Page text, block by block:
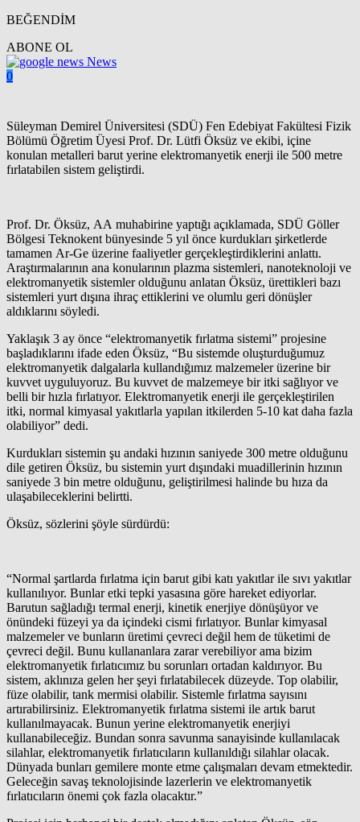
BEĞENDİM
ABONE OL
News
0
Süleyman Demirel Üniversitesi (SDÜ) Fen Edebiyat Fakültesi Fizik
Bölümü Öğretim Üyesi Prof. Dr. Lütfi Öksüz ve ekibi, içine
konulan metalleri barut yerine elektromanyetik enerji ile 500 metre
fırlatabilen sistem geliştirdi.
Prof. Dr. Öksüz, AA muhabirine yaptığı açıklamada, SDÜ Göller
Bölgesi Teknokent bünyesinde 5 yıl önce kurdukları şirketlerde
tamamen Ar-Ge üzerine faaliyetler gerçekleştirdiklerini anlattı.
Araştırmalarının ana konularının plazma sistemleri, nanoteknoloji ve
elektromanyetik sistemler olduğunu anlatan Öksüz, ürettikleri bazı
sistemleri yurt dışına ihraç ettiklerini ve olumlu geri dönüşler
aldıklarını söyledi.
Yaklaşık 3 ay önce “elektromanyetik fırlatma sistemi” projesine
başladıklarını ifade eden Öksüz, “Bu sistemde oluşturduğumuz
elektromanyetik dalgalarla kullandığımız malzemeler üzerine bir
kuvvet uyguluyoruz. Bu kuvvet de malzemeye bir itki sağlıyor ve
belli bir hızla fırlatıyor. Elektromanyetik enerji ile gerçekleştirilen
itki, normal kimyasal yakıtlarla yapılan itkilerden 5-10 kat daha fazla
olabiliyor” dedi.
Kurdukları sistemin şu andaki hızının saniyede 300 metre olduğunu
dile getiren Öksüz, bu sistemin yurt dışındaki muadillerinin hızının
saniyede 3 bin metre olduğunu, geliştirilmesi halinde bu hıza da
ulaşabileceklerini belirtti.
Öksüz, sözlerini şöyle sürdürdü:
“Normal şartlarda fırlatma için barut gibi katı yakıtlar ile sıvı yakıtlar
kullanılıyor. Bunlar etki tepki yasasına göre hareket ediyorlar.
Barutun sağladığı termal enerji, kinetik enerjiye dönüşüyor ve
önündeki füzeyi ya da içindeki cismi fırlatıyor. Bunlar kimyasal
malzemeler ve bunların üretimi çevreci değil hem de tüketimi de
çevreci değil. Bunu kullananlara zarar verebiliyor ama bizim
elektromanyetik fırlatıcımız bu sorunları ortadan kaldırıyor. Bu
sistem, aklınıza gelen her şeyi fırlatabilecek düzeyde. Top olabilir,
füze olabilir, tank mermisi olabilir. Sistemle fırlatma sayısını
artırabilirsiniz. Elektromanyetik fırlatma sistemi ile artık barut
kullanılmayacak. Bunun yerine elektromanyetik enerjiyi
kullanabileceğiz. Bundan sonra savunma sanayisinde kullanılacak
silahlar, elektromanyetik fırlatıcıların kullanıldığı silahlar olacak.
Dünyada bunları gemilere monte etme çalışmaları devam etmektedir.
Geleceğin savaş teknolojisinde lazerlerin ve elektromanyetik
fırlatıcıların önemi çok fazla olacaktır.”